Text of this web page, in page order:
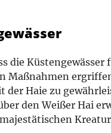
die Küstengewässer
Maßnahmen
der Haie zu
den Weißer Hai